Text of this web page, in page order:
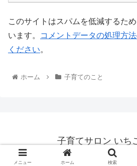
このサイトはスパムを低減するた
います。
コメントデータの処理方
ください。
ホーム 子育てのこと
子育てサロン いち
© 2012 子育てサロン い
メニュー ホーム 検索